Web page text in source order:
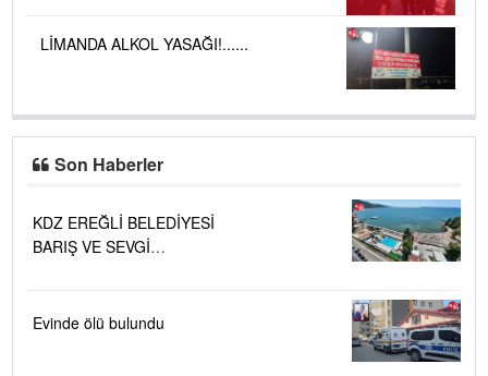
LİMANDA ALKOL YASAĞI!......
Son Haberler
KDZ EREĞLİ BELEDİYESİ
BARIŞ VE SEVGİ
Evinde ölü bulundu